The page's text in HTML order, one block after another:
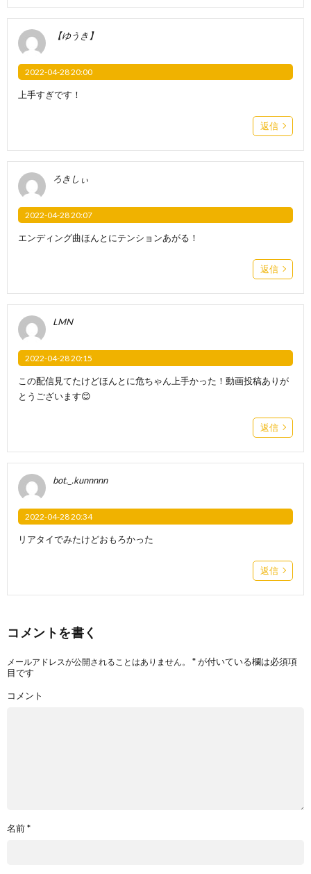
【ゆうき】
2022-04-28 20:00
上手すぎです！
返信
ろきしぃ
2022-04-28 20:07
エンディング曲ほんとにテンションあがる！
返信
LMN
2022-04-28 20:15
この配信見てたけどほんとに危ちゃん上手かった！動画投稿ありが
とうございます😊
返信
bot._.kunnnnn
2022-04-28 20:34
リアタイでみたけどおもろかった
返信
コメントを書く
メールアドレスが公開されることはありません。 *が付いている欄は必須項
目です
コメント
名前*